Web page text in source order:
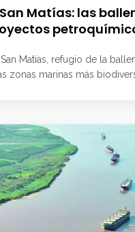
Matías: las
Matías, refugio de la
zonas marinas más